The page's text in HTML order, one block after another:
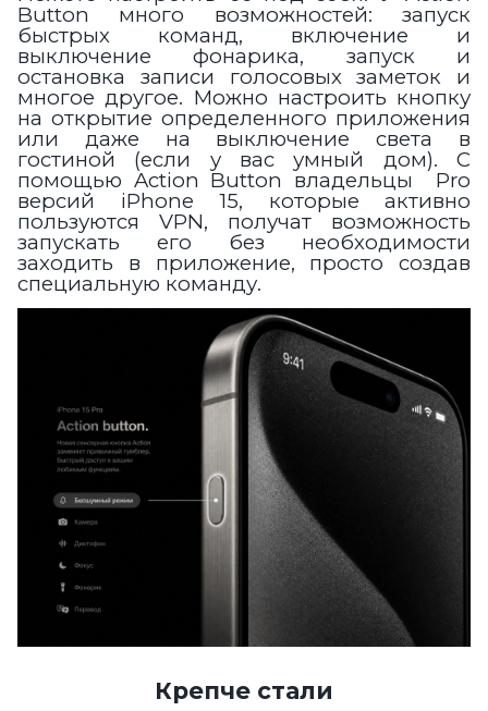
Button много возможностей: запуск
быстрых команд, включение и
выключение фонарика, запуск и
остановка записи голосовых заметок и
многое другое. Можно настроить кнопку
на открытие определенного приложения
или даже на выключение света в
гостиной (если у вас умный дом). С
помощью Action Button владельцы Pro
версий iPhone 15, которые активно
пользуются VPN, получат возможность
запускать его без необходимости
заходить в приложение, просто создав
специальную команду.
Крепче стали